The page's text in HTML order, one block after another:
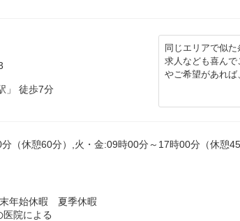
」 徒歩7分
同じエリアで似
求人なども喜ん
やご希望があれば
（休憩60分）,火・金:09時00分～17時00分（休憩
年始休暇 夏季休暇
院による